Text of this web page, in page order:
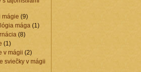
mágie (9)
mága (1)
(8)
(1)
v mágii (2)
sviečky v mágii